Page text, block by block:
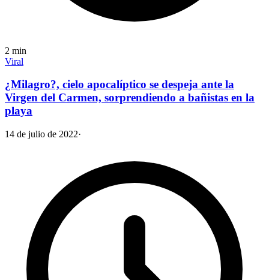
2 min
Viral
¿Milagro?, cielo apocalíptico se despeja ante la
Virgen del Carmen, sorprendiendo a bañistas en la
playa
14 de julio de 2022·